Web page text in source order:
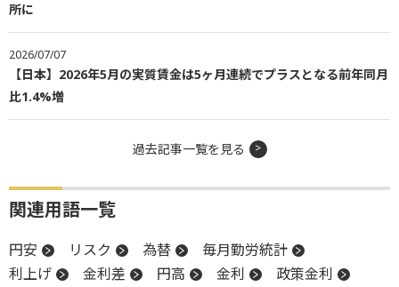
所に
2026/07/07
【日本】2026年5月の実質賃金は5ヶ月連続でプラスとなる前年同月
比1.4%増
過去記事一覧を見る
関連用語一覧
円安 リスク 為替
毎月勤労統計
利上げ
金利差 円高 金利
政策金利